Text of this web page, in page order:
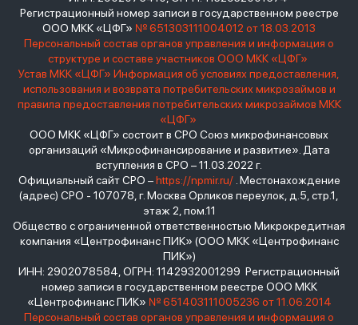
Регистрационный номер записи в государственном реестре
ООО МКК «ЦФГ» № 651303111004012 от 18.03.2013
Персональный состав органов управления и информация о
структуре и составе участников ООО МКК «ЦФГ»
Устав МКК «ЦФГ» Информация об условиях предоставления,
использования и возврата потребительских микрозаймов и
правила предоставления потребительских микрозаймов МКК
«ЦФГ»
ООО МКК «ЦФГ» состоит в СРО Союз микрофинансовых
организаций «Микрофинансирование и развитие». Дата
вступления в СРО – 11.03.2022 г.
Официальный сайт СРО –https://npmir.ru/. Местонахождение
(адрес) СРО - 107078, г. Москва Орликов переулок, д.5, стр.1,
этаж 2, пом.11
Общество с ограниченной ответственностью Микрокредитная
компания «Центрофинанс ПИК» (ООО МКК «Центрофинанс
ПИК»)
ИНН: 2902078584, ОГРН: 1142932001299 Регистрационный
номер записи в государственном реестре ООО МКК
«Центрофинанс ПИК» № 651403111005236 от 11.06.2014
Персональный состав органов управления и информация о